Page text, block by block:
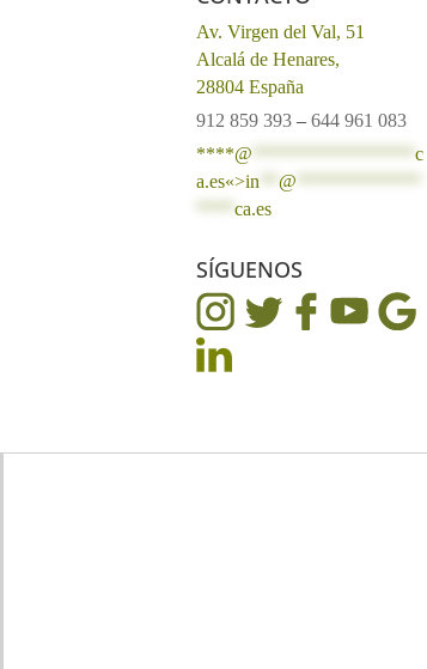
Av. Virgen del Val, 51
Alcalá de Henares,
28804 España
912 859 393 –644 961 083
****@ *****************c
a.es«>in **@
****ca.es
SÍGUENOS